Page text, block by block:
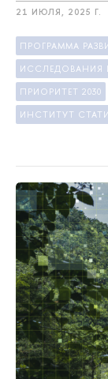
21 ИЮЛЯ, 2025 Г.
ПРОГРАММА
ИССЛЕДОВАНИЯ
ПРИОРИТЕТ 2030